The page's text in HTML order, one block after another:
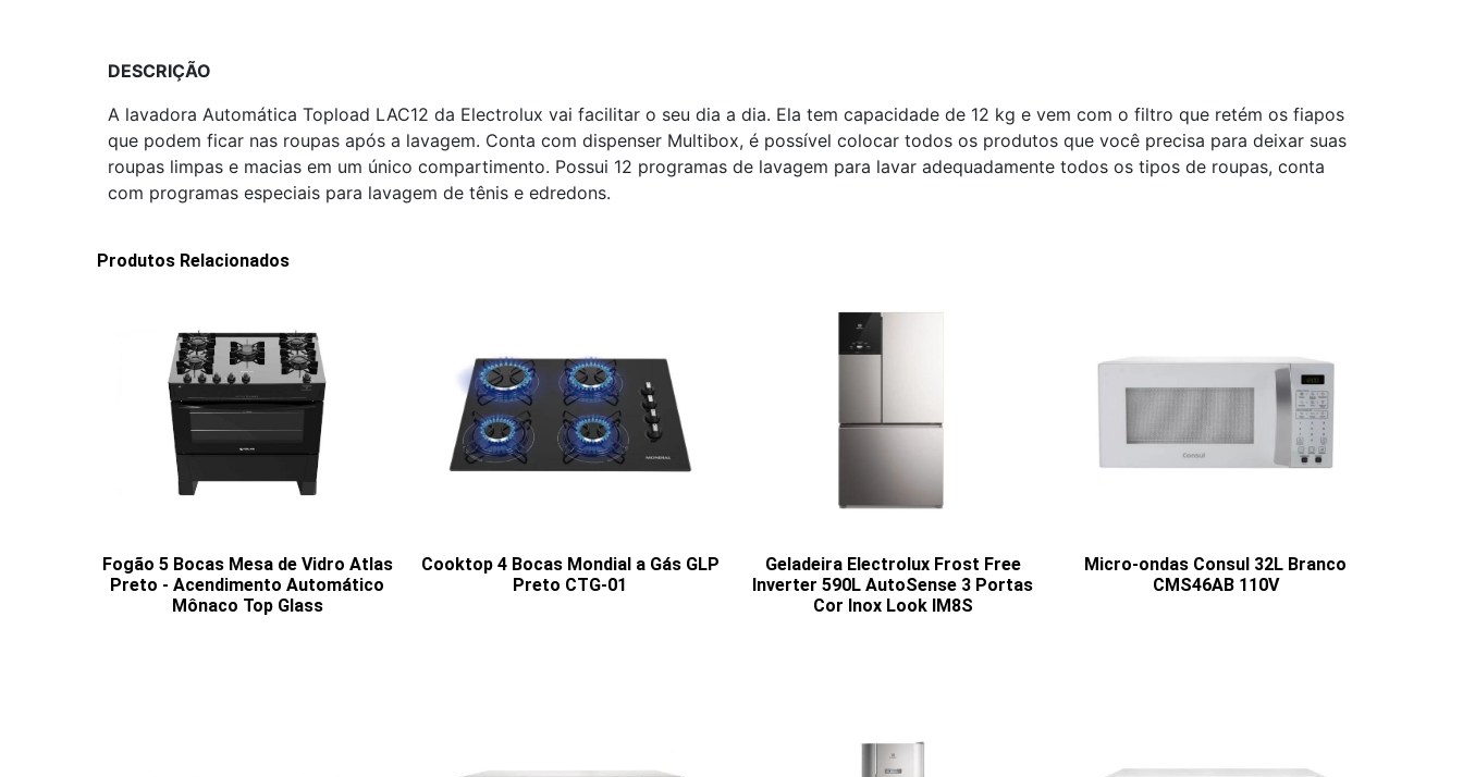
DESCRIÇÃO
A lavadora Automática Topload LAC12 da Electrolux vai facilitar o seu dia a dia. Ela tem capacidade de 12 kg e vem com o filtro que retém os fiapos
que podem ficar nas roupas após a lavagem. Conta com dispenser Multibox, é possível colocar todos os produtos que você precisa para deixar suas
roupas limpas e macias em um único compartimento. Possui 12 programas de lavagem para lavar adequadamente todos os tipos de roupas, conta
com programas especiais para lavagem de tênis e edredons.
Produtos Relacionados
Fogão 5 Bocas Mesa de Vidro Atlas
Preto - Acendimento Automático
Mônaco Top Glass
Cooktop 4 Bocas Mondial a Gás GLP
Preto CTG-01
Geladeira Electrolux Frost Free
Inverter 590L AutoSense 3 Portas
Cor Inox Look IM8S
Micro-ondas Consul 32L Branco
CMS46AB 110V